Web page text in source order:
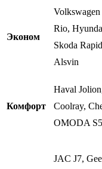
Эконом
Rio,
Skoda
Alsvin
Комфорт
Haval
Coolray,
OMODA S5
JAC J7,